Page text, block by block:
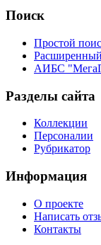
Поиск
Простой
АИБС
Разделы сайта
Коллекции
Персоналии
Рубрикатор
Информация
О проекте
Написать
Контакты